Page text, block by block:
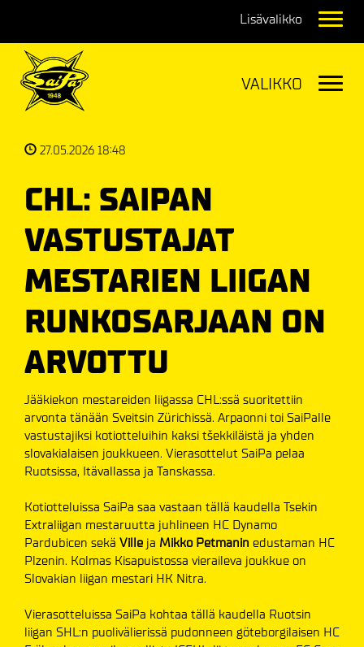
27.05.2026 18:48
CHL: SAIPAN
VASTUSTAJAT
MESTARIEN LIIGAN
RUNKOSARJAAN ON
ARVOTTU
Jääkiekon mestareiden liigassa CHL:ssä suoritettiin
arvonta tänään Sveitsin Zürichissä. Arpaonni toi SaiPalle
vastustajiksi kotiotteluihin kaksi tšekkiläistä ja yhden
slovakialaisen joukkueen. Vierasottelut SaiPa pelaa
Ruotsissa, Itävallassa ja Tanskassa.
Kotiotteluissa SaiPa saa vastaan tällä kaudella Tsekin
Extraliigan mestaruutta juhlineen HC Dynamo
Pardubicen sekä Ville ja Mikko Petmanin edustaman HC
Plzenin. Kolmas Kisapuistossa vieraileva joukkue on
Slovakian liigan mestari HK Nitra.
Vierasotteluissa SaiPa kohtaa tällä kaudella Ruotsin
liigan SHL:n puolivälierissä pudonneen göteborgilaisen HC